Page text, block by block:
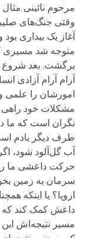
مرحوم نائینی
وقتی جنگ‌های
آغاز یک بیداری
متوجه شد مسیری
برگشت. بعد شروع
آرام آرام آزادی
امورشان را علمی
مشکلات خود راهی
نگران است که ما
طرف دیگر یادم
آب گل‌آلود شود،
حرکت داعشی ما را
سرمان به زمین
اروپا؟ یا اینکه
داعش کمک کند که
مسیر نتیجه‌اش